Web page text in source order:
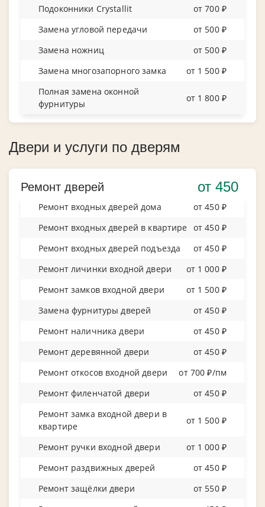
Подоконники Crystallit
от 700 ₽
Замена угловой передачи
от 500 ₽
Замена ножниц
от 500 ₽
Замена многозапорного замка
от 1 500 ₽
Полная замена оконной
фурнитуры
от 1 800 ₽
Двери и услуги по дверям
Ремонт дверей от 450
Ремонт входных дверей дома
от 450 ₽
Ремонт входных дверей в квартире от 450 ₽
Ремонт входных дверей подъезда
от 450 ₽
Ремонт личинки входной двери
от 1 000 ₽
Ремонт замков входной двери
от 1 500 ₽
Замена фурнитуры дверей
от 450 ₽
Ремонт наличника двери
от 450 ₽
Ремонт деревянной двери
от 450 ₽
Ремонт откосов входной двери
от 700 ₽/пм
Ремонт филенчатой двери
от 450 ₽
Ремонт замка входной двери в
квартире
от 1 500 ₽
Ремонт ручки входной двери
от 1 000 ₽
Ремонт раздвижных дверей
от 450 ₽
Ремонт защёлки двери
от 550 ₽